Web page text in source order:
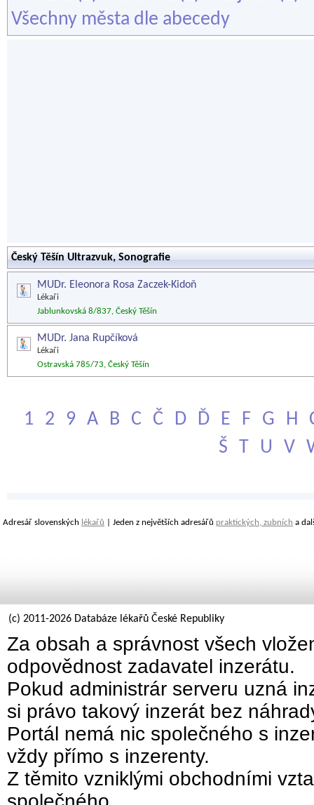
Všechny města dle abecedy
Český Těšín Ultrazvuk, Sonografie
MUDr. Eleonora Rosa Zaczek-Kidoň
Lékaři
Jablunkovská 8/837, Český Těšín
MUDr. Jana Rupčíková
Lékaři
Ostravská 785/73, Český Těšín
1 2 9 A B C Č D Ď E F G H
Š
T U V
Adresář slovenských lékařů | Jeden z největších adresářů praktických, zubních a
(c) 2011-2026 Databáze lékařů České Republiky
Za obsah a správnost všech
odpovědnost zadavatel inzerátu.
Pokud administrár serveru uzná
si právo takový inzerát bez
Portál nemá nic společného s
vždy přímo s inzerenty.
Z těmito vzniklými obchodními